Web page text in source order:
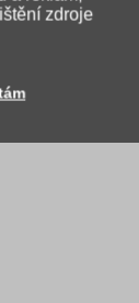
s
druhy
zdroje